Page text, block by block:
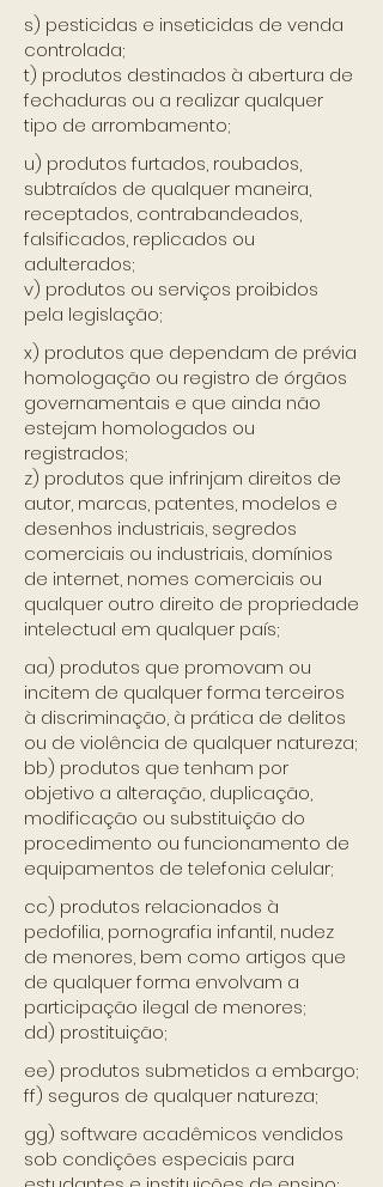
s) pesticidas e inseticidas de venda
controlada;
t) produtos destinados à abertura de
fechaduras ou a realizar qualquer
tipo de arrombamento;
u) produtos furtados, roubados,
subtraídos de qualquer maneira,
receptados, contrabandeados,
falsificados, replicados ou
adulterados;
v) produtos ou serviços proibidos
pela legislação;
x) produtos que dependam de prévia
homologação ou registro de órgãos
governamentais e que ainda não
estejam homologados ou
registrados;
z) produtos que infrinjam direitos de
autor, marcas, patentes, modelos e
desenhos industriais, segredos
comerciais ou industriais, domínios
de internet, nomes comerciais ou
qualquer outro direito de propriedade
intelectual em qualquer país;
aa) produtos que promovam ou
incitem de qualquer forma terceiros
à discriminação, à prática de delitos
ou de violência de qualquer natureza;
bb) produtos que tenham por
objetivo a alteração, duplicação,
modificação ou substituição do
procedimento ou funcionamento de
equipamentos de telefonia celular;
cc) produtos relacionados à
pedofilia, pornografia infantil, nudez
de menores, bem como artigos que
de qualquer forma envolvam a
participação ilegal de menores;
dd) prostituição;
ee) produtos submetidos a embargo;
ff) seguros de qualquer natureza;
gg) software acadêmicos vendidos
sob condições especiais para